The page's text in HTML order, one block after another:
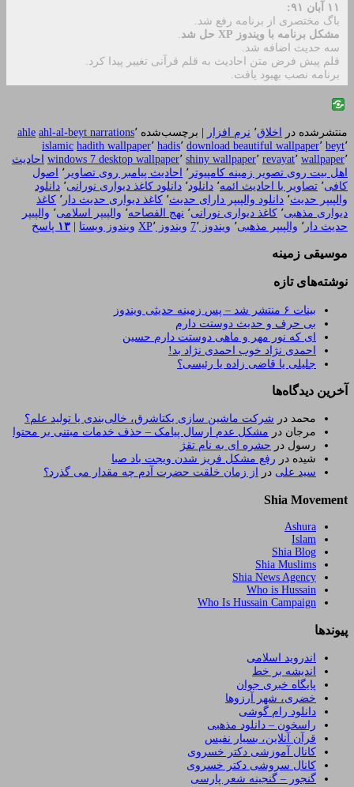
۱۱ آبان ۹۱:
باگ مختصری از برنامه رفع شد.
مشکل برنامه با ویندوز XP حل شد
سه حدیث اضافه شد.
قلم پیش فرض متن احادیث به قلم قرآنی تغییر پیدا کرد.
برنامه نصب بهبود یافت.
منتشرشده در اخلاق٬ نرم افزار | برچسب‌شده ahl-al-beyt narrations٬
ahle
beyt٬ download beautiful wallpaper٬ hadis٬ hadith wallpaper٬
islamic
wallpaper٬ revayat٬ shiny wallpaper٬ windows 7 desktop wallpaper٬
احادیث
اهل بیت روی تصویر زمینه کامپیوتر ٬ احادیث پیامبر روی تصاویر ٬ اصول
کافی٬ تصاویر با احادیث ائمه٬ دانلود٬ دانلود کاغذ دیواری نورانی٬ دانلود
والپیپر حدیث٬ دانلود والپیپر دارای حدیث٬ کاغذ دیواری حدیث دار ٬ کاغذ
دیواری مذهبی٬ کاغذ دیواری نورانی٬ نهج الفصاحه٬ والپیپر اسلامی٬ والپیپر
حدیث دار ٬ والپیپر مذهبی٬ ویندوز 7 ٬ ویندوز XP ٬ ویندوز ویستا | ۱۳ پاسخ
موسیقی زمینه
نوشته‌های تازه
بینات ۶ منتشر شد – پس زمینه حدیثی ویندوز
بی حرف و حدیث دوستت دارم
ای که نور مهر و ماهی دوستت دارم حسین
احمدی نژاد خوب احمدی نژاد بد!
جلیلی یا قاضی زاده یا رئیسی؟
آخرین دیدگاه‌ها
محمد در شرکت ماشین سازی یکتاشرق، خالی‌بندی یا تولید علم؟
مرجان در مشکل عدم ارسال پیامک – حذف خدمات مبتنی بر محتوا
رسول در حشره ای به نام تقژ
شیده در رفع مشکل فریز شدن ویجت باد صبا
سید علی در از زمان خلقت حضرت آدم چه مقدار می گذرد؟
Shia Movement
Ashura
Islam
Shia Blog
Shia Muslims
Shia News Agency
Who is Hussain
Who Is Hussain Campaign
پیوندها
اندروید اسلامی
اندیشه بر خط
پایگاه خبری جوان
خضری، شهر آرزوها
دانلود رام گوشی
راسخون – دانلود مذهبی
قرآن آنلاین، بسیار نفیس
کانال آموزشی دکتر خسروی
کانال سروشی دکتر خسروی
گنجور – گنجینه شعر پارسی